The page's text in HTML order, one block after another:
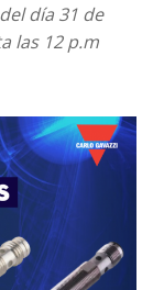
día 31 de
las 12 p.m